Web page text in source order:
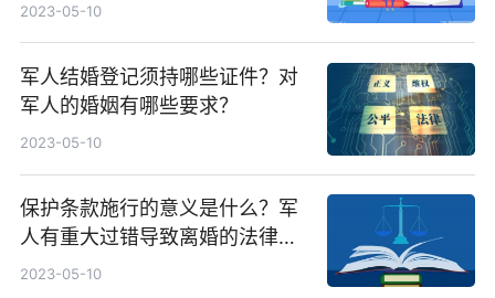
2023-05-10
军人结婚登记须持哪些证件？对
军人的婚姻有哪些要求？
2023-05-10
保护条款施行的意义是什么？军
人有重大过错导致离婚的法律后
果有哪些？
2023-05-10